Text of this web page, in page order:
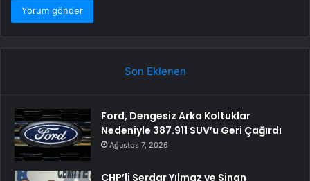
Son Eklenen
Ford, Dengesiz Arka Koltuklar
Nedeniyle 387.911 SUV’u Geri Çağırdı
Ağustos 7, 2026
CHP’li Serdar Yılmaz ve Sinan